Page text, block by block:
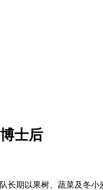
士后
长期以果树、蔬菜及冬